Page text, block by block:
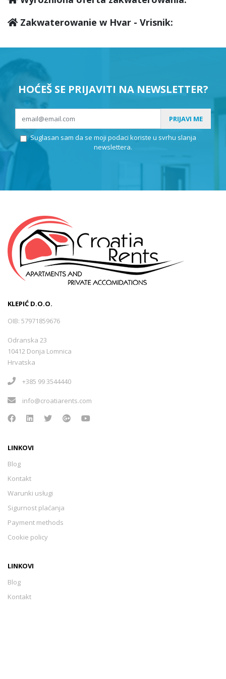
Zakwaterowanie w Hvar - Vrisnik:
HOĆEŠ SE PRIJAVITI NA NEWSLETTER?
PRIJAVI ME
Suglasan sam da se moji podaci koriste u svrhu slanja
newslettera.
KLEPIĆ D.O.O.
OIB: 57971859676
Odranska 23
10412 Donja Lomnica
Hrvatska
+385 99 3544440
info@croatiarents.com
LINKOVI
Blog
Kontakt
Warunki usługi
Sigurnost plaćanja
Payment methods
Cookie policy
LINKOVI
Blog
Kontakt